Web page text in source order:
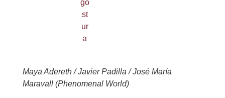
Maya Adereth / Javier Padilla / José María
Maravall (Phenomenal World)